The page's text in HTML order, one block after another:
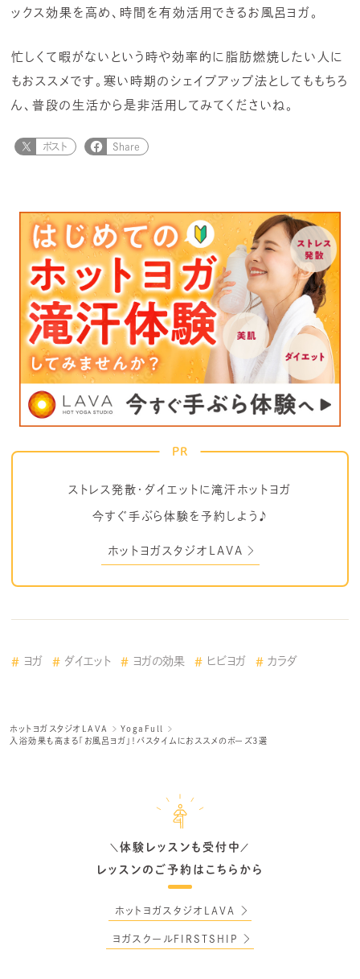
ックス効果を高め、時間を有効活用できるお風呂ヨガ。
忙しくて暇がないという時や効率的に脂肪燃焼したい人に
もおススメです。寒い時期のシェイプアップ法としてももちろ
ん、普段の生活から是非活用してみてくださいね。
ポスト Share
PR
ストレス発散・ダイエットに滝汗ホットヨガ
今すぐ手ぶら体験を予約しよう♪
ホットヨガスタジオLAVA
ヨガ ダイエット ヨガの効果 ヒビヨガ カラダ
ホットヨガスタジオLAVA
YogaFull
入浴効果も高まる「お風呂ヨガ」！バスタイムにおススメのポーズ3選
＼ 体験レッスンも受付中 ／
レッスンのご予約はこちらから
ホットヨガスタジオLAVA
ヨガスクールFIRSTSHIP